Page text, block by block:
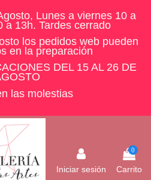
Lunes a viernes 10 a
a 13h. Tardes cerrado
los pedidos web pueden
en la preparación
DEL 15 AL 26 DE
las molestias
Iniciar sesión
0
Carrito